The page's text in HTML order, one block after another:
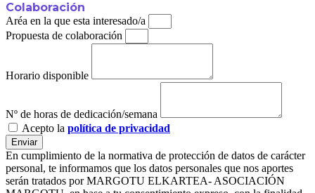
Colaboración
Aréa en la que esta interesado/a
Propuesta de colaboración
Horario disponible
Nº de horas de dedicación/semana
Acepto la política de privacidad
Enviar
En cumplimiento de la normativa de protección de datos de carácter
personal, te informamos que los datos personales que nos aportes
serán tratados por MARGOTU ELKARTEA- ASOCIACIÓN